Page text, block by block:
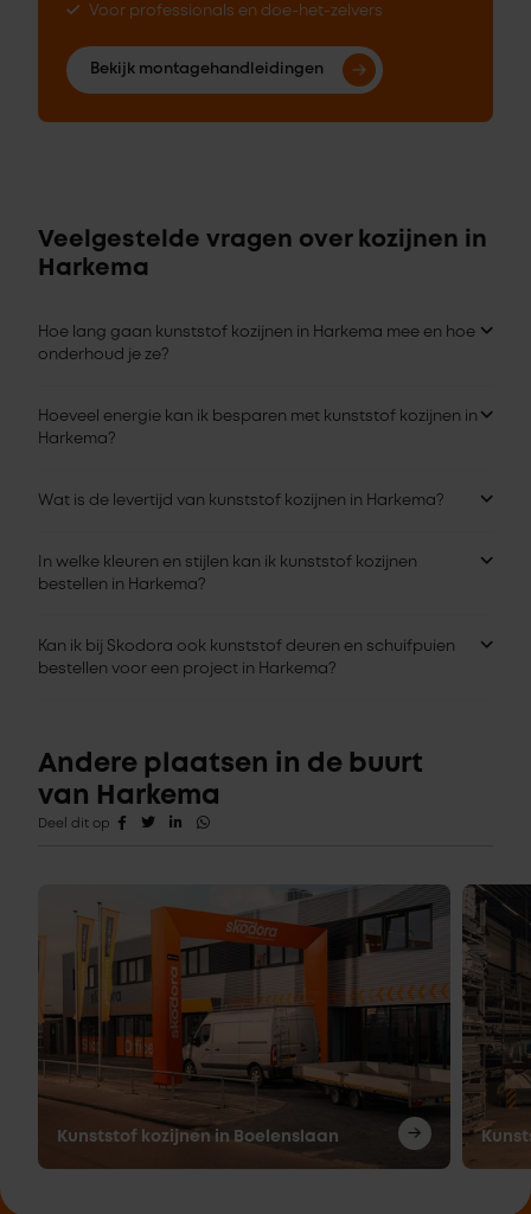
Voor professionals en doe-het-zelvers
Bekijk montagehandleidingen
Veelgestelde vragen over kozijnen in
Harkema
Hoe lang gaan kunststof kozijnen in Harkema mee en hoe
onderhoud je ze?
Hoeveel energie kan ik besparen met kunststof kozijnen in
Harkema?
Wat is de levertijd van kunststof kozijnen in Harkema?
In welke kleuren en stijlen kan ik kunststof kozijnen
bestellen in Harkema?
Kan ik bij Skodora ook kunststof deuren en schuifpuien
bestellen voor een project in Harkema?
Andere plaatsen in de buurt
van Harkema
Deel dit op
Kunststof kozijnen in Boelenslaan